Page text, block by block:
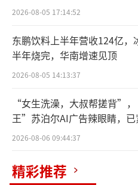
2026-08-05 17:14:52
东鹏饮料上半年营收124亿，
半年烧完，华南增速见顶
2026-08-05 14:13:37
“女生洗澡，大叔帮搓背”
王”苏泊尔AI广告辣眼睛，已
2026-08-06 09:44:37
精彩推荐